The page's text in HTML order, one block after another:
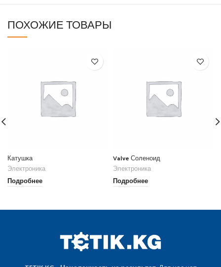
ПОХОЖИЕ ТОВАРЫ
Катушка
Электроника
Подробнее
Valve Соленоид
Электроника
Подробнее